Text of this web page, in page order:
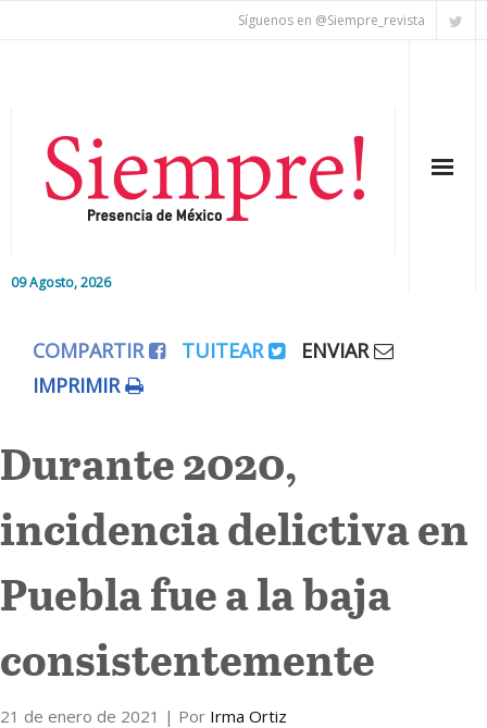
Síguenos en @Siempre_revista
09 Agosto, 2026
Editorial
Colaboradores
Internacional
Cultura
COMPARTIR TUITEAR
ENVIAR
IMPRIMIR
Durante 2020,
incidencia delictiva en
Puebla fue a la baja
consistentemente
21 de enero de 2021 | Por Irma Ortiz